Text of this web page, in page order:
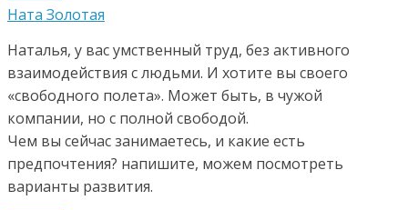
Ната Золотая
Наталья, у вас умственный труд, без активного
взаимодействия с людьми. И хотите вы своего
«свободного полета». Может быть, в чужой
компании, но с полной свободой.
Чем вы сейчас занимаетесь, и какие есть
предпочтения? напишите, можем посмотреть
варианты развития.